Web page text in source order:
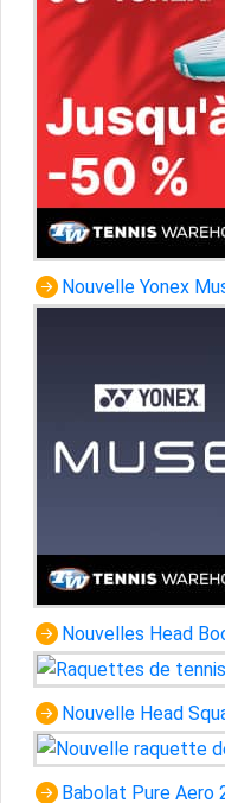
Nouvelle Yonex
Nouvelles Head
Nouvelle Head
Babolat Pure Aero